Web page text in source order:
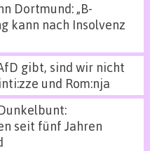
Dortmund: „B-
kann nach Insolvenz
gibt, sind wir nicht
und Rom:nja
seit fünf Jahren